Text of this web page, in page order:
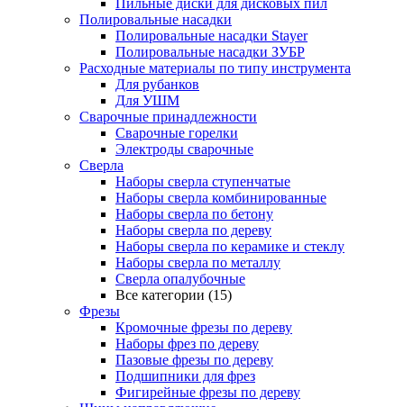
Пильные диски для дисковых пил
Полировальные насадки
Полировальные насадки Stayer
Полировальные насадки ЗУБР
Расходные материалы по типу инструмента
Для рубанков
Для УШМ
Сварочные принадлежности
Сварочные горелки
Электроды сварочные
Сверла
Наборы cверла ступенчатые
Наборы сверла комбинированные
Наборы сверла по бетону
Наборы сверла по дереву
Наборы сверла по керамике и стеклу
Наборы сверла по металлу
Сверла опалубочные
Все категории (15)
Фрезы
Кромочные фрезы по дереву
Наборы фрез по дереву
Пазовые фрезы по дереву
Подшипники для фрез
Фигирейные фрезы по дереву